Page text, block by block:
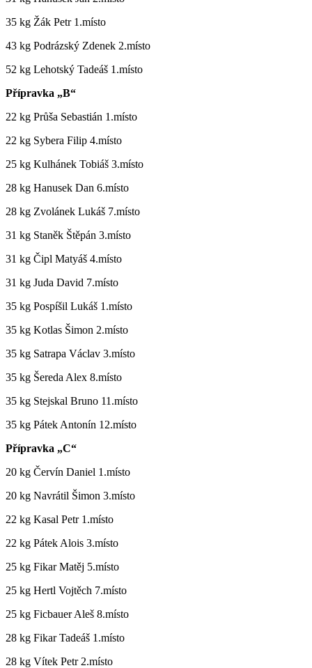
35 kg Žák Petr 1.místo
43 kg Podrázský Zdenek 2.místo
52 kg Lehotský Tadeáš 1.místo
Přípravka „B“
22 kg Průša Sebastián 1.místo
22 kg Sybera Filip 4.místo
25 kg Kulhánek Tobiáš 3.místo
28 kg Hanusek Dan 6.místo
28 kg Zvolánek Lukáš 7.místo
31 kg Staněk Štěpán 3.místo
31 kg Čipl Matyáš 4.místo
31 kg Juda David 7.místo
35 kg Pospíšil Lukáš 1.místo
35 kg Kotlas Šimon 2.místo
35 kg Satrapa Václav 3.místo
35 kg Šereda Alex 8.místo
35 kg Stejskal Bruno 11.místo
35 kg Pátek Antonín 12.místo
Přípravka „C“
20 kg Červín Daniel 1.místo
20 kg Navrátil Šimon 3.místo
22 kg Kasal Petr 1.místo
22 kg Pátek Alois 3.místo
25 kg Fikar Matěj 5.místo
25 kg Hertl Vojtěch 7.místo
25 kg Ficbauer Aleš 8.místo
28 kg Fikar Tadeáš 1.místo
28 kg Vítek Petr 2.místo